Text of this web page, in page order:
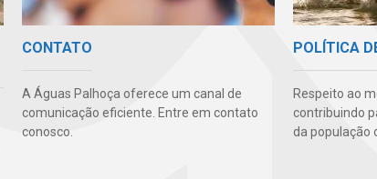
CONTATO
A Águas Palhoça oferece um canal de
comunicação eficiente. Entre em contato
conosco.
POLÍTICA
Respeito ao
contribuindo
da população